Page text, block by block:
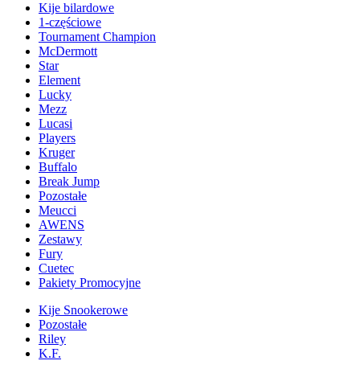
Kije bilardowe
1-częściowe
Tournament Champion
McDermott
Star
Element
Lucky
Mezz
Lucasi
Players
Kruger
Buffalo
Break Jump
Pozostałe
Meucci
AWENS
Zestawy
Fury
Cuetec
Pakiety Promocyjne
Kije Snookerowe
Pozostałe
Riley
K.F.